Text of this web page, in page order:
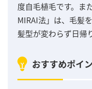
度自毛植毛です。ま
MIRAI法」は、毛髪
髪型が変わらず日帰
おすすめポイ